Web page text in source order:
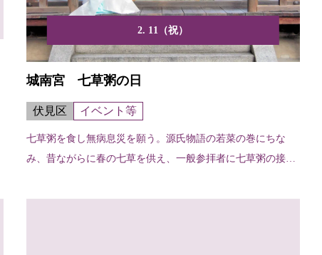
2. 11（祝）
城南宮 七草粥の日
伏見区 イベント等
七草粥を食し無病息災を願う。源氏物語の若菜の巻にちな
み、昔ながらに春の七草を供え、一般参拝者に七草粥の接待